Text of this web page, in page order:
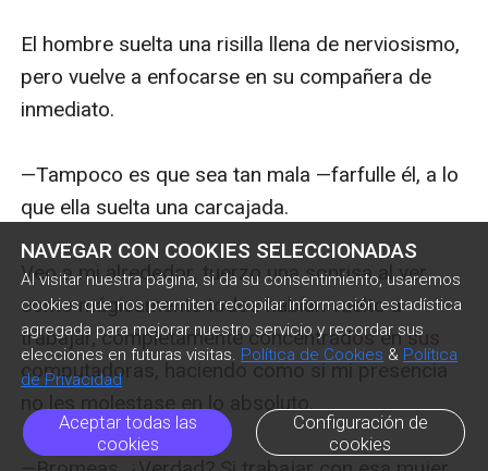
NAVEGAR CON COOKIES SELECCIONADAS
Al visitar nuestra página, si da su consentimiento, usaremos
cookies que nos permiten recopilar información estadística
agregada para mejorar nuestro servicio y recordar sus
elecciones en futuras visitas. Política de Cookies & Política
de Privacidad
Aceptar todas las
cookies
Configuración de
cookies
El hombre suelta una risilla llena de nerviosismo,
pero vuelve a enfocarse en su compañera de
inmediato.
—Tampoco es que sea tan mala —farfulle él, a lo
que ella suelta una carcajada.
Veo a mi alrededor, tuerzo una sonrisa al ver
como mágicamente todos habían vuelto a
trabajar, completamente concentrados en sus
computadoras, haciendo como si mi presencia
no les molestase en lo absoluto.